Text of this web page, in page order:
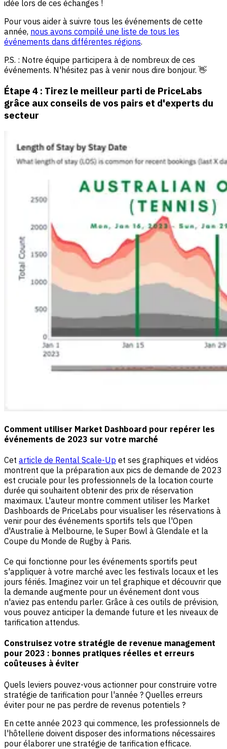
idée lors de ces échanges !
Pour vous aider à suivre tous les événements de cette
année, nous avons compilé une liste de tous les
événements dans différentes régions.
P.S. : Notre équipe participera à de nombreux de ces
événements. N'hésitez pas à venir nous dire bonjour. 👋
Étape 4 : Tirez le meilleur parti de PriceLabs
grâce aux conseils de vos pairs et d'experts du
secteur
Comment utiliser Market Dashboard pour repérer les
événements de 2023 sur votre marché
Cet article de Rental Scale-Up et ses graphiques et vidéos
montrent que la préparation aux pics de demande de 2023
est cruciale pour les professionnels de la location courte
durée qui souhaitent obtenir des prix de réservation
maximaux. L'auteur montre comment utiliser les Market
Dashboards de PriceLabs pour visualiser les réservations à
venir pour des événements sportifs tels que l'Open
d'Australie à Melbourne, le Super Bowl à Glendale et la
Coupe du Monde de Rugby à Paris.
Ce qui fonctionne pour les événements sportifs peut
s'appliquer à votre marché avec les festivals locaux et les
jours fériés. Imaginez voir un tel graphique et découvrir que
la demande augmente pour un événement dont vous
n'aviez pas entendu parler. Grâce à ces outils de prévision,
vous pouvez anticiper la demande future et les niveaux de
tarification attendus.
Construisez votre stratégie de revenue management
pour 2023 : bonnes pratiques réelles et erreurs
coûteuses à éviter
Quels leviers pouvez-vous actionner pour construire votre
stratégie de tarification pour l'année ? Quelles erreurs
éviter pour ne pas perdre de revenus potentiels ?
En cette année 2023 qui commence, les professionnels de
l'hôtellerie doivent disposer des informations nécessaires
pour élaborer une stratégie de tarification efficace.